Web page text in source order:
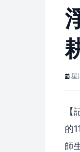
星
的
師